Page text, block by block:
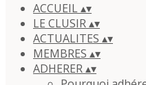
ACCUEIL▴▾
LE CLUSIR▴▾
ACTUALITES ▴▾
MEMBRES ▴▾
ADHERER▴▾